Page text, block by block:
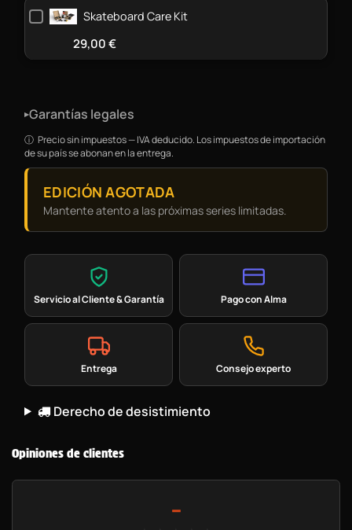
Skateboard Care Kit
29,00€
▸Garantías legales
Precio sin impuestos — IVA deducido. Los impuestos de importación
de su país se abonan en la entrega.
EDICIÓN AGOTADA
Mantente atento a las próximas series limitadas.
Servicio al Cliente & Garantía Pago con Alma
Entrega Consejo experto
Derecho de desistimiento
Opiniones de clientes
-